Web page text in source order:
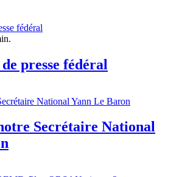
presse fédéral
Secrétaire National